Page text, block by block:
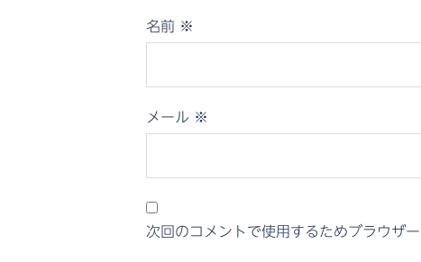
名前 ※
メール ※
次回のコメントで使用するためブラウザ